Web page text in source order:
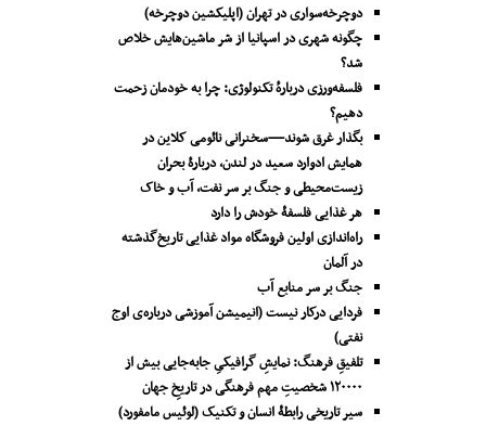
دوچرخه‌سواری در تهران (اپلیکشین دوچرخه)
چگونه شهری در اسپانیا از شر ماشین‌هایش خلاص
شد؟
فلسفه‌ورزی دربارهٔ تکنولوژی: چرا به خودمان زحمت
دهیم؟
بگذار غرق شوند—سخنرانی نائومی کلاین در
همایش ادوارد سعید در لندن، دربارۀ بحران
زیست‌محیطی و جنگ بر سر نفت، آب و خاک
هر غذایی فلسفۀ خودش را دارد
راه‌اندازی اولین فروشگاه مواد غذایی تاریخ‌گذشته
در آلمان
جنگ بر سر منابع آب
فردایی درکار نیست (انیمیشن آموزشی درباره‌ی اوج
نفتی)
تلفیقِ فرهنگ: نمایشِ گرافیکیِ جا‌به‌جایی بیش از
۱۲۰۰۰۰ شخصیتِ مهم فرهنگی در تاریخِ جهان
سیر تاریخی رابطۀ انسان و تکنیک (لوئیس مامفورد)